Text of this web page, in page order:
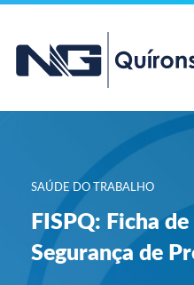
SAÚDE DO TRABALHO
FISPQ: Ficha
Segurança de